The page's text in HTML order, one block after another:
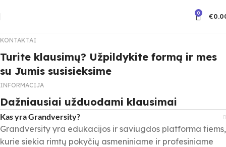
0 €
INFORMACIJA
Dažniausiai užduodami klausimai
Kas yra Grandversity?
Grandversity yra edukacijos ir saviugdos platforma tiems,
kurie siekia rimtų pokyčių asmeniniame ir profesiniame
KONTAKTAI
Turite klausimų? Užpildykite formą ir mes
su Jumis susisieksime